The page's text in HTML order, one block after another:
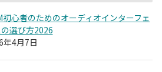
初心者のためのオーディオインターフェ
選び方2026
年4月7日